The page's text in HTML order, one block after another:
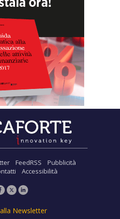
FeedRSS
Pubblicità
Accessibilità
Newsletter